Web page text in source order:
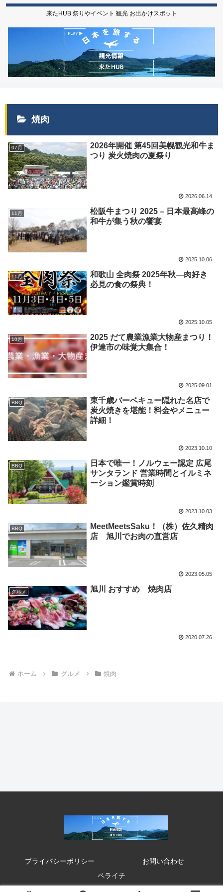
来たHUB 祭りやイベント 観光 お出かけスポット
焼肉
07月
2026年開催 第45回美幌観光和牛ま
つり 炭火焼肉の夏祭り
2026.06.14
11月
松阪牛まつり 2025 – 日本最高峰の
和牛が集う秋の饗宴
2025.10.06
11月
和歌山 全肉祭 2025年秋―肉好き
必見の食の祭典！
2025.10.05
10月
2025 だて農業漁業大物産まつり！
伊達市の味覚大集合！
2025.09.01
BBQ
東千歳バーベキュー隠れた名店で
炭火焼きを堪能！料金やメニュー
詳細！
2023.10.10
BBQ
日本で唯一！ノルウェー認定 広尾
サンタランド 営業時間とイルミネ
ーション鑑賞時刻
2023.10.03
BBQ
MeetMeetsSaku！（株）佐久精肉
店 旭川でお肉の直営店
2023.05.05
グルメ 旭川 おすすめ 焼肉店
2020.07.26
ホーム グルメ 焼肉
プライバシーポリシー
お問い合わせ
ペライチ